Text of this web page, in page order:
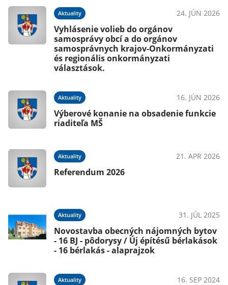
Aktuality 24. JÚN 2026
Vyhlásenie volieb do orgánov
samosprávy obcí a do orgánov
samosprávnych krajov-Onkormányzati
és regionális onkormányzati
választások.
Aktuality 16. JÚN 2026
Výberové konanie na obsadenie funkcie
riaditeľa MŠ
Aktuality 21. APR 2026
Referendum 2026
Aktuality 31. JÚL 2025
Novostavba obecných nájomných bytov
- 16 BJ - pôdorysy / Új építésű bérlakások
- 16 bérlakás - alaprajzok
Aktuality 16. SEP 2024